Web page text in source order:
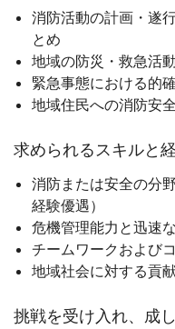
消防活動の計画・遂
とめ
地域の防災・救急活
緊急事態における的
地域住民への消防安
求められるスキルと
消防または安全の分
経験優遇）
危機管理能力と迅速
チームワークおよび
地域社会に対する貢
挑戦を受け入れ、成